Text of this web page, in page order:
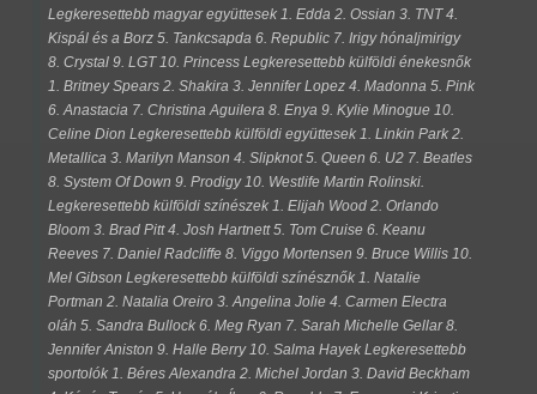
Legkeresettebb magyar együttesek 1. Edda 2. Ossian 3. TNT 4.
Kispál és a Borz 5. Tankcsapda 6. Republic 7. Irigy hónaljmirigy
8. Crystal 9. LGT 10. Princess Legkeresettebb külföldi énekesnők
1. Britney Spears 2. Shakira 3. Jennifer Lopez 4. Madonna 5. Pink
6. Anastacia 7. Christina Aguilera 8. Enya 9. Kylie Minogue 10.
Celine Dion Legkeresettebb külföldi együttesek 1. Linkin Park 2.
Metallica 3. Marilyn Manson 4. Slipknot 5. Queen 6. U2 7. Beatles
8. System Of Down 9. Prodigy 10. Westlife Martin Rolinski.
Legkeresettebb külföldi színészek 1. Elijah Wood 2. Orlando
Bloom 3. Brad Pitt 4. Josh Hartnett 5. Tom Cruise 6. Keanu
Reeves 7. Daniel Radcliffe 8. Viggo Mortensen 9. Bruce Willis 10.
Mel Gibson Legkeresettebb külföldi színésznők 1. Natalie
Portman 2. Natalia Oreiro 3. Angelina Jolie 4. Carmen Electra
oláh 5. Sandra Bullock 6. Meg Ryan 7. Sarah Michelle Gellar 8.
Jennifer Aniston 9. Halle Berry 10. Salma Hayek Legkeresettebb
sportolók 1. Béres Alexandra 2. Michel Jordan 3. David Beckham